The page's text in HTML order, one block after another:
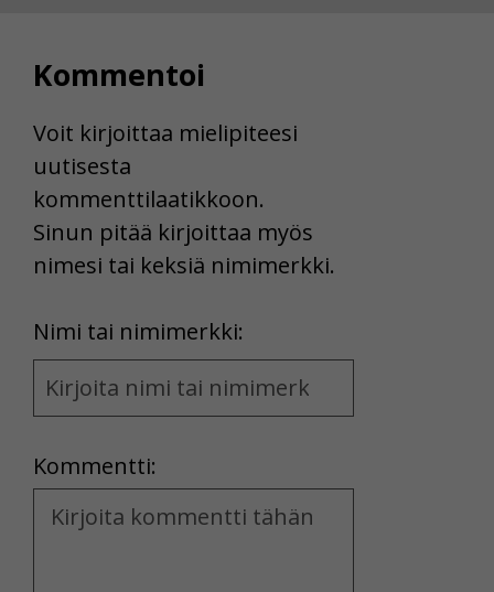
Kommentoi
Voit kirjoittaa mielipiteesi
uutisesta
kommenttilaatikkoon.
Sinun pitää kirjoittaa myös
nimesi tai keksiä nimimerkki.
Nimi tai nimimerkki:
Name
and
Kommentti:
Kommentti